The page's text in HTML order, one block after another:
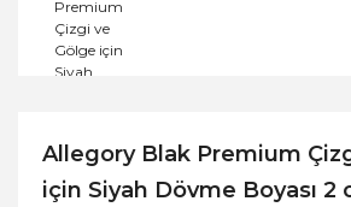
Allegory Blak Premium
için Siyah Dövme Boyası 2